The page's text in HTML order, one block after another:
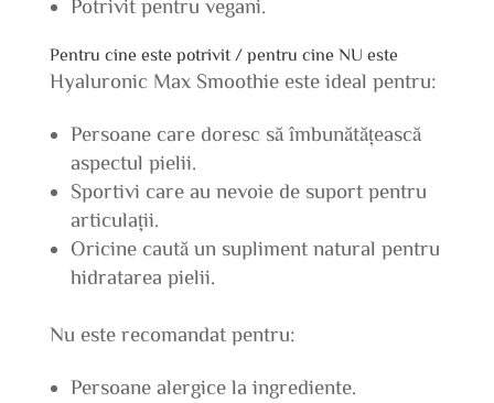
Potrivit pentru vegani.
Pentru cine este potrivit / pentru cine NU este
Hyaluronic Max Smoothie este ideal pentru:
Persoane care doresc să îmbunătățească
aspectul pielii.
Sportivi care au nevoie de suport pentru
articulații.
Oricine caută un supliment natural pentru
hidratarea pielii.
Nu este recomandat pentru:
Persoane alergice la ingrediente.